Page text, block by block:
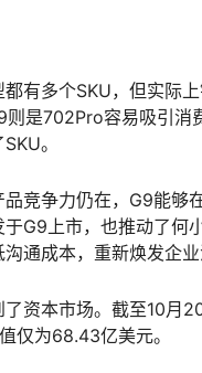
有多个SKU，但实际
是702Pro容易吸引
。
竞争力仍在，G9能
G9上市，也推动了何
通成本，重新焕发企业
资本市场。截至10月
仅为68.43亿美元。